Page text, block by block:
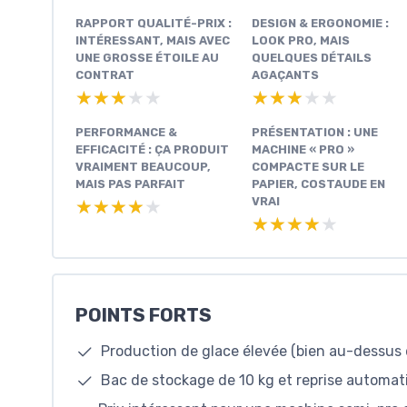
RAPPORT QUALITÉ-PRIX :
INTÉRESSANT, MAIS AVEC
UNE GROSSE ÉTOILE AU
CONTRAT
★★★★★
★★★★★
DESIGN & ERGONOMIE :
LOOK PRO, MAIS
QUELQUES DÉTAILS
AGAÇANTS
★★★★★
★★★★★
PERFORMANCE &
EFFICACITÉ : ÇA PRODUIT
VRAIMENT BEAUCOUP,
MAIS PAS PARFAIT
★★★★★
★★★★★
PRÉSENTATION : UNE
MACHINE « PRO »
COMPACTE SUR LE
PAPIER, COSTAUDE EN
VRAI
★★★★★
★★★★★
POINTS FORTS
Production de glace élevée (bien au-
Bac de stockage de 10 kg et reprise